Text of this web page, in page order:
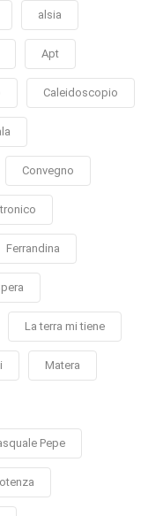
alsia
Apt
Caleidoscopio
Convegno
Ferrandina
La terra mi tiene
Matera
Pepe